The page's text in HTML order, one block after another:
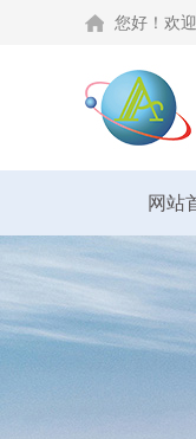
您好！欢
网站